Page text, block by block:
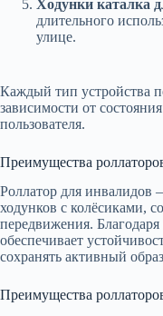
Ходунки каталка
длительного
улице.
Каждый тип устройства
зависимости от
пользователя.
Преимущества
Роллатор для инвалидов
ходунков с колёсиками,
передвижения.
обеспечивает
сохранять активный
Преимущества